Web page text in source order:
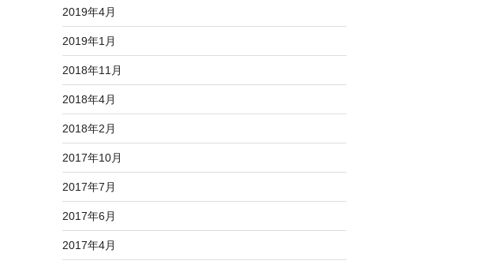
2019年4月
2019年1月
2018年11月
2018年4月
2018年2月
2017年10月
2017年7月
2017年6月
2017年4月